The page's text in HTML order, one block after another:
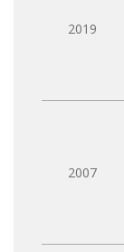
2019
2007